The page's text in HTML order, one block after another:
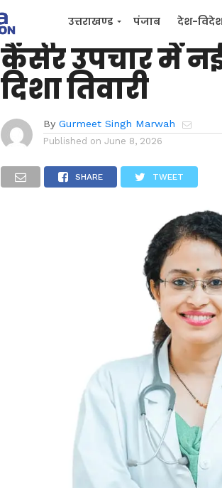
उत्तराखण्ड पंजाब देश-
प्रशासनिक जन मुद्दे
इम्यूनोथेरेपी और
कैंसर उपचार में नई
दिशा तिवारी
By Gurmeet Singh Marwah
Published on June 8, 2026
SHARE TWEET